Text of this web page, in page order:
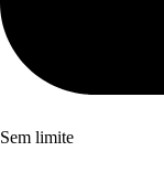
Sem limite